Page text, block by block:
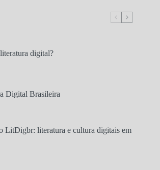
digital?
Digital Brasileira
LitDigbr: literatura e cultura digitais em